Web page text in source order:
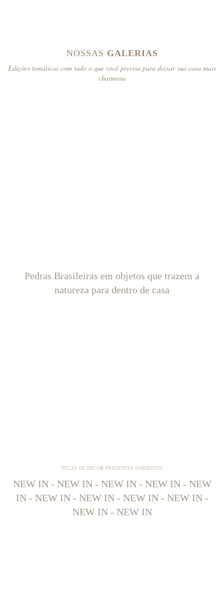
NOSSAS GALERIAS
Edições temáticas com tudo o que você precisa para deixar sua casa mais
charmosa
Pedras Brasileiras em objetos que trazem a
natureza para dentro de casa
PEÇAS DE DÉCOR PRESENTES AMBIENTES
NEW IN - NEW IN - NEW IN - NEW IN - NEW
IN - NEW IN - NEW IN - NEW IN - NEW IN -
NEW IN - NEW IN